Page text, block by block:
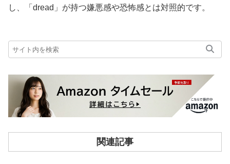
し、「dread」が持つ嫌悪感や恐怖感とは対照的です。
関連記事